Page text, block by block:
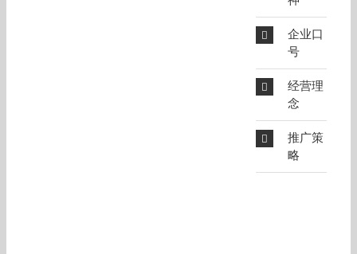
企业口
号
经营理
念
推广策
略